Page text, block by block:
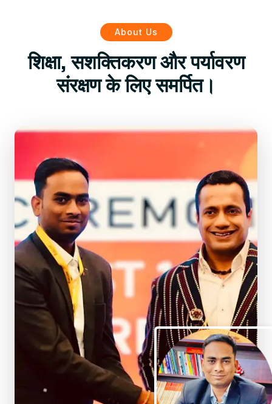
About Us
शिक्षा, सशक्तिकरण और पर्यावरण
संरक्षण के लिए समर्पित।